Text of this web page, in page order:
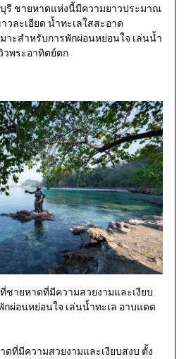
รี ชายหาดแห่งนี้มีความยาวประมาณ
วละเอียด น้ำทะเลใสสะอาด
าะสำหรับการพักผ่อนหย่อนใจ เล่นน้ำ
วพระอาทิตย์ตก
ายหาดที่มีความสวยงามและเงียบ
กผ่อนหย่อนใจ เล่นน้ำทะเล อาบแดด
ที่มีความสวยงามและเงียบสงบ ตั้ง